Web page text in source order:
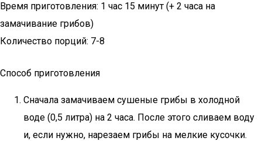
Время приготовления: 1 час 15 минут (+ 2 часа на
замачивание грибов)
Количество порций: 7-8
Способ приготовления
Сначала замачиваем сушеные грибы в холодной
воде (0,5 литра) на 2 часа. После этого сливаем воду
и, если нужно, нарезаем грибы на мелкие кусочки.